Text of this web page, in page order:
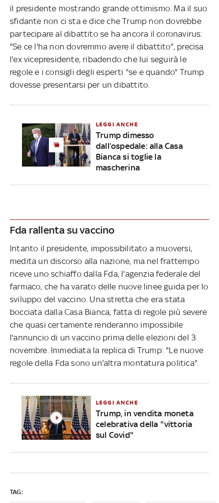
il presidente mostrando grande ottimismo. Ma il suo
sfidante non ci sta e dice che Trump non dovrebbe
partecipare al dibattito se ha ancora il coronavirus:
"Se ce l'ha non dovremmo avere il dibattito", precisa
l'ex vicepresidente, ribadendo che lui seguirà le
regole e i consigli degli esperti "se e quando" Trump
dovesse presentarsi per un dibattito.
LEGGI ANCHE
Trump dimesso
dall’ospedale: alla Casa
Bianca si toglie la
mascherina
Fda rallenta su vaccino
Intanto il presidente, impossibilitato a muoversi,
medita un discorso alla nazione, ma nel frattempo
riceve uno schiaffo dalla Fda, l'agenzia federale del
farmaco, che ha varato delle nuove linee guida per lo
sviluppo del vaccino. Una stretta che era stata
bocciata dalla Casa Bianca, fatta di regole più severe
che quasi certamente renderanno impossibile
l'annuncio di un vaccino prima delle elezioni del 3
novembre. Immediata la replica di Trump: "Le nuove
regole della Fda sono un'altra montatura politica".
LEGGI ANCHE
Trump, in vendita moneta
celebrativa della "vittoria
sul Covid"
TAG: